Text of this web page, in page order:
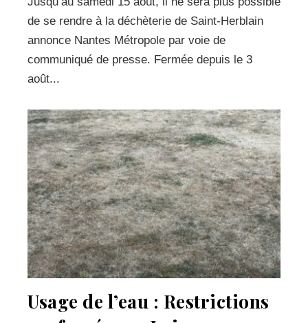
de se rendre à la déchèterie de Saint-Herblain
annonce Nantes Métropole par voie de
communiqué de presse. Fermée depuis le 3
août...
Usage de l’eau : Restrictions